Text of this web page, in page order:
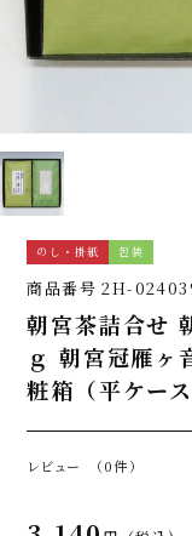
のし・掛紙 包装
商品番号 2H-
朝宮茶詰合せ
ｇ 朝宮冠雁ヶ
粧箱（平ケー
レビュー （0件）